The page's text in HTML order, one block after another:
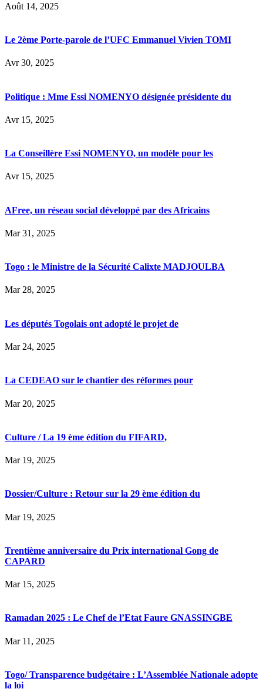
Août 14, 2025
Le 2ème Porte-parole de l’UFC Emmanuel Vivien TOMI
Avr 30, 2025
Politique : Mme Essi NOMENYO désignée présidente du
Avr 15, 2025
La Conseillère Essi NOMENYO, un modèle pour les
Avr 15, 2025
AFree, un réseau social développé par des Africains
Mar 31, 2025
Togo : le Ministre de la Sécurité Calixte MADJOULBA
Mar 28, 2025
Les députés Togolais ont adopté le projet de
Mar 24, 2025
La CEDEAO sur le chantier des réformes pour
Mar 20, 2025
Culture / La 19 ème édition du FIFARD,
Mar 19, 2025
Dossier/Culture : Retour sur la 29 ème édition du
Mar 19, 2025
Trentième anniversaire du Prix international Gong de
CAPARD
Mar 15, 2025
Ramadan 2025 : Le Chef de l’Etat Faure GNASSINGBE
Mar 11, 2025
Togo/ Transparence budgétaire : L’Assemblée Nationale adopte
la loi